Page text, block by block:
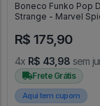
Boneco Funko Pop
Strange - Marvel
R$ 175,90
4x R$ 43,98 sem
Frete Grátis
Aqui tem cupom